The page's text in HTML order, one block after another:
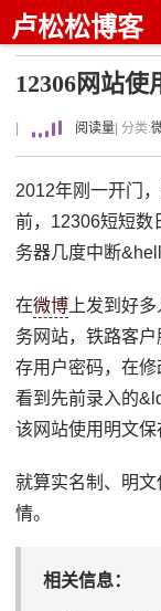
卢松松博客
12306网站
阅读量 | 分类:
2012年刚一开门
前，12306短短数
务器几度中断
在微博 上发到好
务网站，铁路客
存用户密码，在
看到先前录入的
该网站使用明文保
就算实名制、明
情。
相关信息：